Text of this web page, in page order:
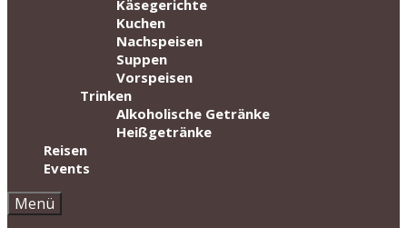
Käsegerichte
Kuchen
Nachspeisen
Suppen
Vorspeisen
Trinken
Alkoholische Getränke
Heißgetränke
Reisen
Events
Menü